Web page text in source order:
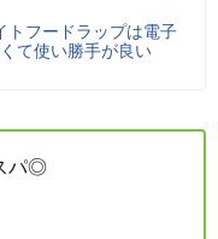
トフードラップは電子
て使い勝手が良い
パ◎